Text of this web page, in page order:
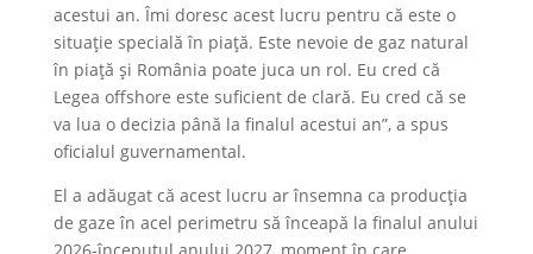
acestui an. Îmi doresc acest lucru pentru că este o
situaţie specială în piaţă. Este nevoie de gaz natural
în piaţă şi România poate juca un rol. Eu cred că
Legea offshore este suficient de clară. Eu cred că se
va lua o decizia până la finalul acestui an”, a spus
oficialul guvernamental.
El a adăugat că acest lucru ar însemna ca producţia
de gaze în acel perimetru să înceapă la finalul anului